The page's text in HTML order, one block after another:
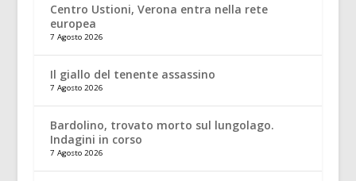
Centro Ustioni, Verona entra nella rete
europea
7 Agosto 2026
Il giallo del tenente assassino
7 Agosto 2026
Bardolino, trovato morto sul lungolago.
Indagini in corso
7 Agosto 2026